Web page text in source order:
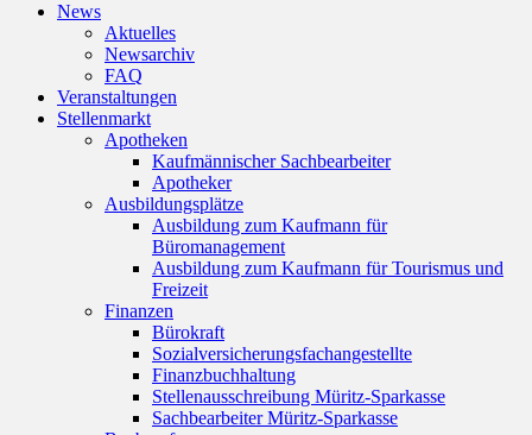
News
Aktuelles
Newsarchiv
FAQ
Veranstaltungen
Stellenmarkt
Apotheken
Kaufmännischer Sachbearbeiter
Apotheker
Ausbildungsplätze
Ausbildung zum Kaufmann für
Büromanagement
Ausbildung zum Kaufmann für Tourismus und
Freizeit
Finanzen
Bürokraft
Sozialversicherungsfachangestellte
Finanzbuchhaltung
Stellenausschreibung Müritz-Sparkasse
Sachbearbeiter Müritz-Sparkasse